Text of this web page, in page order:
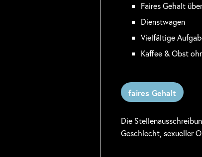
Faires Gehalt
Dienstwagen
Vielfältige
Kaffee & Obst
faires Gehalt
Die
Geschlecht, sexueller